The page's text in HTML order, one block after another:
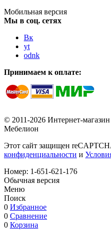
Мобильная версия
Мы в соц. сетях
Вк
yt
odnk
Принимаем к оплате:
© 2011-2026 Интернет-
Мебелион
Этот сайт защищен
конфиденциальности и
Номер: 1-651-621-176
Обычная версия
Меню
Поиск
0 Избранное
0 Сравнение
0 Корзина